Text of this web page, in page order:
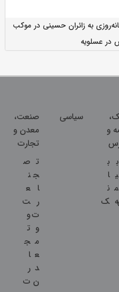
به زائران حسینی در موکب
در عسلویه
و
ب
ی
م
ه
ب
ا
ن
ک
سیاسی
صنعت،
معدن و
تجارت
ت
ج
ا
ر
ت
و
م
ع
د
ن
ص
ن
ع
ت
و
ت
ج
ا
ر
ت